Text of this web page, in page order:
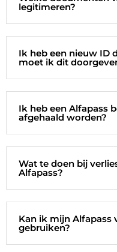
legitimeren?
Ik heb een nieuw ID
moet ik dit
Ik heb een Alfapass
afgehaald worden?
Wat te doen bij
Alfapass?
Kan ik mijn Alfapass
gebruiken?